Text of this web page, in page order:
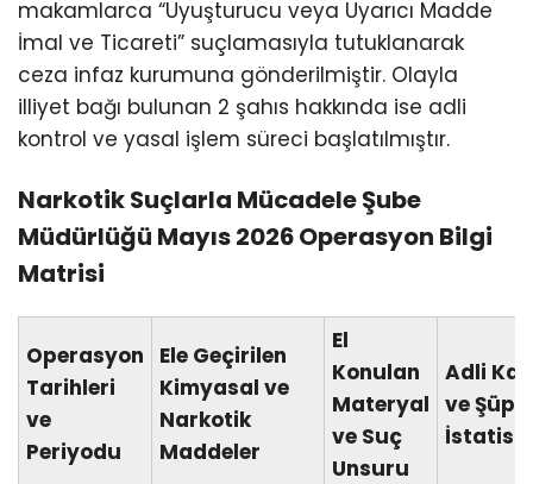
makamlarca “Uyuşturucu veya Uyarıcı Madde
İmal ve Ticareti” suçlamasıyla tutuklanarak
ceza infaz kurumuna gönderilmiştir. Olayla
illiyet bağı bulunan 2 şahıs hakkında ise adli
kontrol ve yasal işlem süreci başlatılmıştır.
Narkotik Suçlarla Mücadele Şube
Müdürlüğü Mayıs 2026 Operasyon Bilgi
Matrisi
Operasyon
Tarihleri
ve
Periyodu
Ele Geçirilen
Kimyasal ve
Narkotik
Maddeler
El
Konulan
Materyal
ve Suç
Unsuru
Adli
ve